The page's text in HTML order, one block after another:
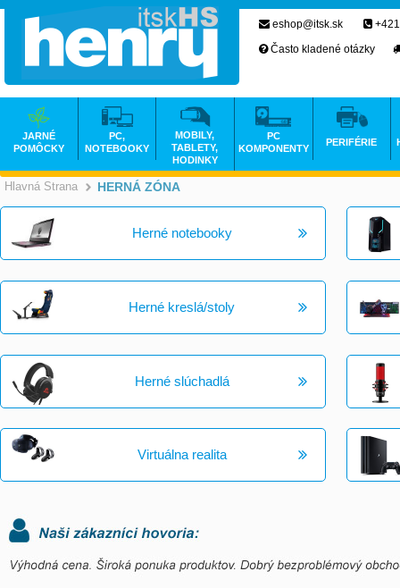
Hlavná Strana >
HERNÁ ZÓNA
Herné notebooky
Herné kreslá/stoly
Herné slúchadlá
Virtuálna realita
eshop@itsk.sk
Často kladené otázky
JARNÉ
POMÔCKY
PC,
NOTEBOOKY
MOBILY,
TABLETY,
HODINKY
PC
KOMPONENTY
PERIFÉRIE